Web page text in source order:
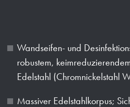
Wandseifen- und
robustem,
Edelstahl (Chromnickelstahl
Massiver Edelstahlkorpus;